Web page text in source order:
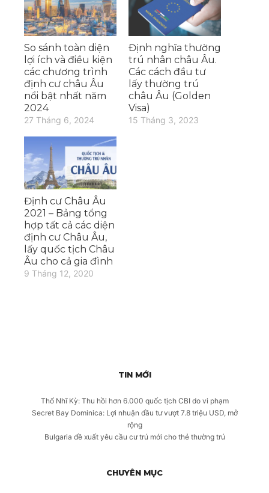
So sánh toàn diện
lợi ích và điều kiện
các chương trình
định cư châu Âu
nổi bật nhất năm
2024
27 Tháng 6, 2024
Định nghĩa thường
trú nhân châu Âu.
Các cách đầu tư
lấy thường trú
châu Âu (Golden
Visa)
15 Tháng 3, 2023
Định cư Châu Âu
2021 – Bảng tổng
hợp tất cả các diện
định cư Châu Âu,
lấy quốc tịch Châu
Âu cho cả gia đình
9 Tháng 12, 2020
TIN MỚI
Thổ Nhĩ Kỳ: Thu hồi hơn 6.000 quốc tịch CBI do vi phạm
Secret Bay Dominica: Lợi nhuận đầu tư vượt 7.8 triệu USD, mở
rộng
Bulgaria đề xuất yêu cầu cư trú mới cho thẻ thường trú
CHUYÊN MỤC